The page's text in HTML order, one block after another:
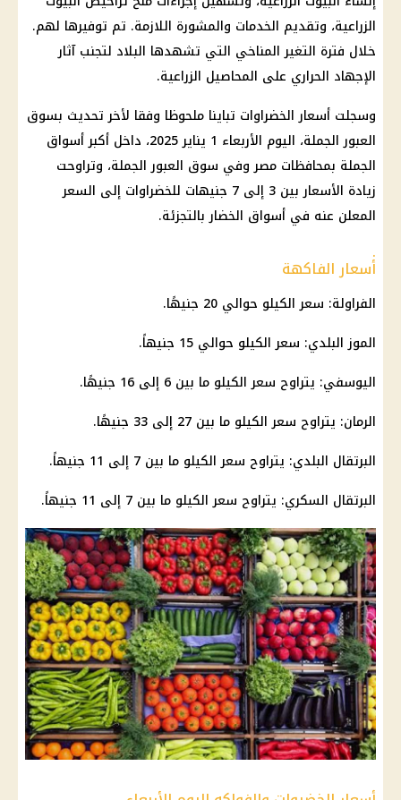
الزراعية، وتقديم الخدمات والمشورة اللازمة. تم توفيرها لهم.
خلال فترة التغير المناخي التي تشهدها البلاد لتجنب آثار
الإجهاد الحراري على المحاصيل الزراعية.
وسجلت أسعار الخضراوات تباينا ملحوظا وفقا لأخر تحديث بسوق
العبور الجملة، اليوم الأربعاء 1 يناير 2025، داخل أكبر أسواق
الجملة بمحافظات مصر وفي سوق العبور الجملة، وتراوحت
زيادة الأسعار بين 3 إلى 7 جنيهات للخضراوات إلى السعر
المعلن عنه في أسواق الخضار بالتجزئة.
.
أسعار الفاكهة
الفراولة: سعر الكيلو حوالي 20 جنيهًا.
الموز البلدي: سعر الكيلو حوالي 15 جنيهاً.
اليوسفي: يتراوح سعر الكيلو ما بين 6 إلى 16 جنيهًا.
الرمان: يتراوح سعر الكيلو ما بين 27 إلى 33 جنيهًا.
البرتقال البلدي: يتراوح سعر الكيلو ما بين 7 إلى 11 جنيهاً.
البرتقال السكري: يتراوح سعر الكيلو ما بين 7 إلى 11 جنيهاً.